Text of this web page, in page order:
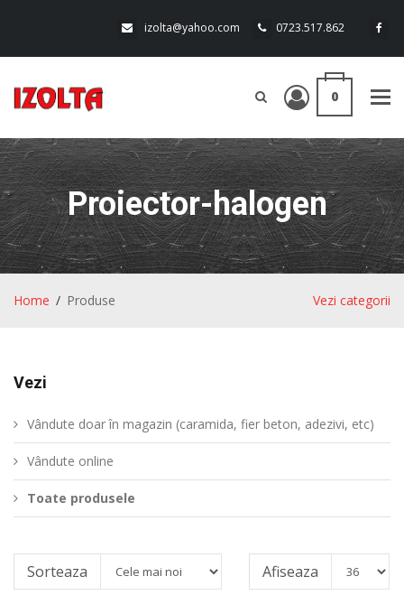
izolta@yahoo.com 0723.517.862
0
Proiector-halogen
Vezi categorii
Home Produse
Vezi
Vândute doar în magazin (caramida, fier beton, adezivi, etc)
Vândute online
Toate produsele
Sorteaza Afiseaza